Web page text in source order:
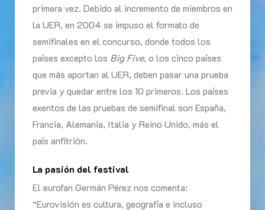
primera vez. Debido al incremento de miembros en
la UER, en 2004 se impuso el formato de
semifinales en el concurso, donde todos los
países excepto los Big Five, o los cinco países
que más aportan al UER, deben pasar una prueba
previa y quedar entre los 10 primeros. Los países
exentos de las pruebas de semifinal son España,
Francia, Alemania, Italia y Reino Unido, más el
país anfitrión.
La pasión del festival
El eurofan Germán Pérez nos comenta:
“Eurovisión es cultura, geografía e incluso